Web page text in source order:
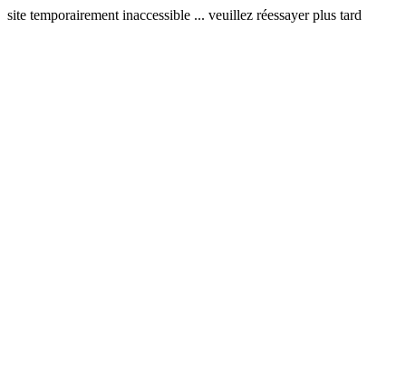
site temporairement inaccessible ... veuillez réessayer plus tard